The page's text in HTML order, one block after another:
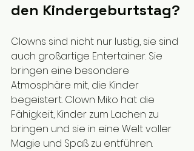
den Kindergeburtstag?
Clowns sind nicht nur lustig, sie sind
auch großartige Entertainer. Sie
bringen eine besondere
Atmosphäre mit, die Kinder
begeistert. Clown Miko hat die
Fähigkeit, Kinder zum Lachen zu
bringen und sie in eine Welt voller
Magie und Spaß zu entführen.